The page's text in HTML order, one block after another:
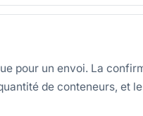
pour un envoi. La
de conteneurs, et